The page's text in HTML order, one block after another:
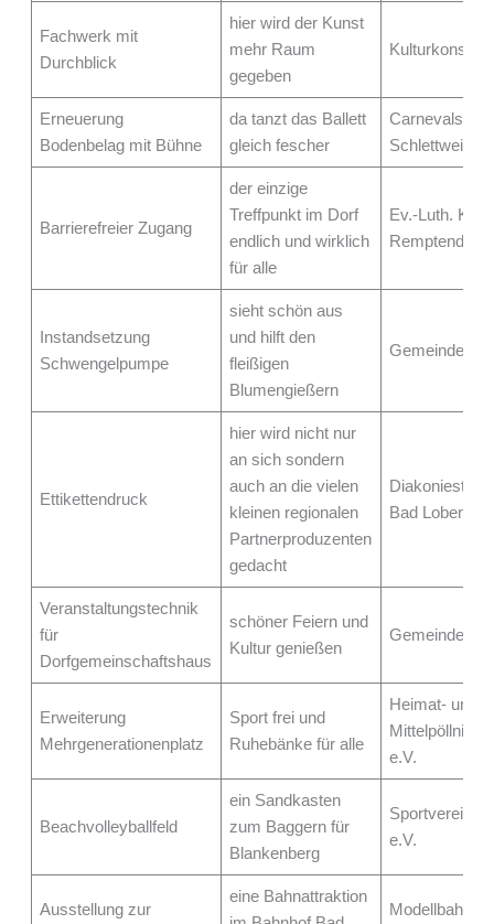
Fachwerk mit
Durchblick
hier wird der Kunst
mehr Raum
gegeben
Kulturkonsum
Erneuerung
Bodenbelag mit Bühne
da tanzt das Ballett
gleich fescher
Carnevalsclub
Schlettwein
Barrierefreier Zugang
der einzige
Treffpunkt im Dorf
endlich und wirklich
für alle
Ev.-Luth.
Remptendorf
Instandsetzung
Schwengelpumpe
sieht schön aus
und hilft den
fleißigen
Blumengießern
Gemeinde
Ettikettendruck
hier wird nicht nur
an sich sondern
auch an die vielen
kleinen regionalen
Partnerproduzenten
gedacht
Bad
Veranstaltungstechnik
für
Dorfgemeinschaftshaus
schöner Feiern und
Kultur genießen
Gemeinde
Erweiterung
Mehrgenerationenplatz
Sport frei und
Ruhebänke für alle
Heimat- und
Mittelpöllnitz/
e.V.
Beachvolleyballfeld
ein Sandkasten
zum Baggern für
Blankenberg
Sportverein
e.V.
Ausstellung zur
eine Bahnattraktion